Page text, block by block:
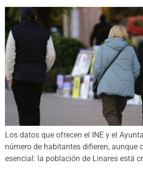
Los datos que ofrecen el INE y el
número de habitantes difieren, aunque
esencial: la población de Linares está